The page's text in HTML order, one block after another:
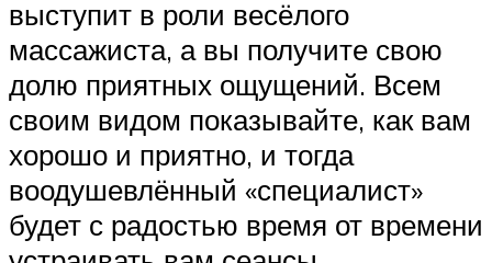
выступит в роли весёлого
массажиста, а вы получите свою
долю приятных ощущений. Всем
своим видом показывайте, как вам
хорошо и приятно, и тогда
воодушевлённый «специалист»
будет с радостью время от времени